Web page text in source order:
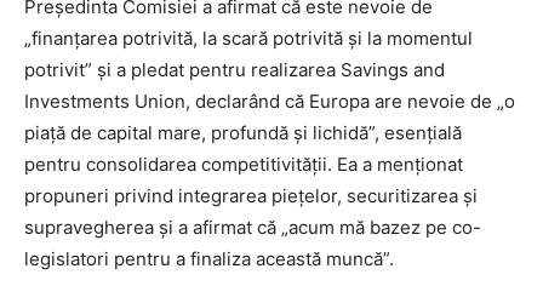
Președinta Comisiei a afirmat că este nevoie de
„finanțarea potrivită, la scară potrivită și la momentul
potrivit” și a pledat pentru realizarea Savings and
Investments Union, declarând că Europa are nevoie de „o
piață de capital mare, profundă și lichidă”, esențială
pentru consolidarea competitivității. Ea a menționat
propuneri privind integrarea piețelor, securitizarea și
supravegherea și a afirmat că „acum mă bazez pe co-
legislatori pentru a finaliza această muncă”.